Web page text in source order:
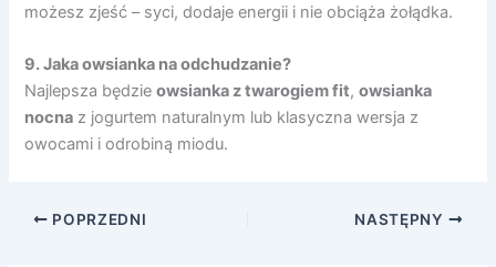
możesz zjeść – syci, dodaje energii i nie obciąża żołądka.
9. Jaka owsianka na odchudzanie?
Najlepsza będzieowsianka z twarogiem fit,owsianka
nocna z jogurtem naturalnym lub klasyczna wersja z
owocami i odrobiną miodu.
POPRZEDNI NASTĘPNY